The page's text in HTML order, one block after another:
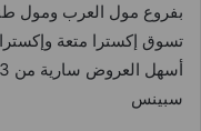
بفروع مول العرب ومول
تسوق إكسترا متعة
سبينس